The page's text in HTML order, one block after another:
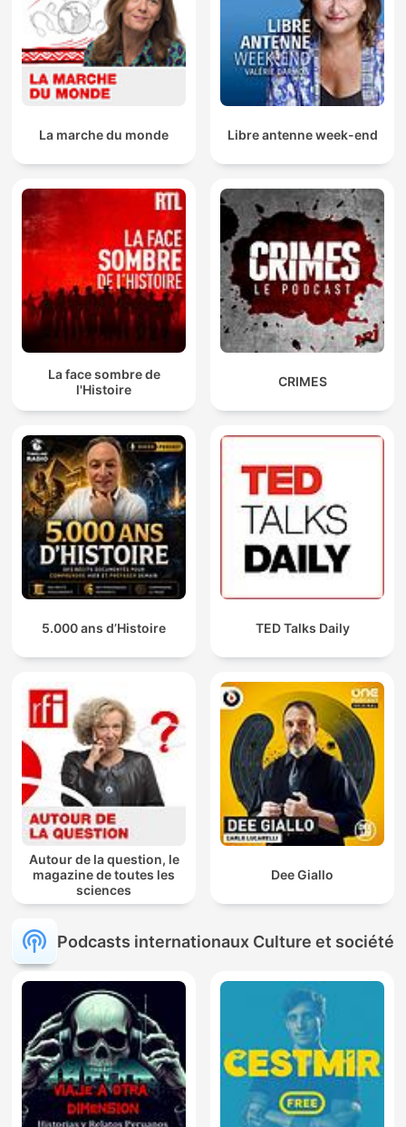
La marche du monde Libre antenne week-end
La face sombre de
l'Histoire
CRIMES
5.000 ans d’Histoire TED Talks Daily
Autour de la question, le
magazine de toutes les
sciences
Dee Giallo
Podcasts internationaux Culture et société